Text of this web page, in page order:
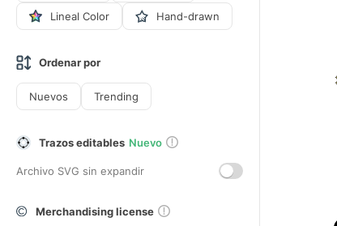
Lineal Color Hand-drawn
Ordenar por
Nuevos Trending
Trazos editables Nuevo
Archivo SVG sin expandir
Merchandising license